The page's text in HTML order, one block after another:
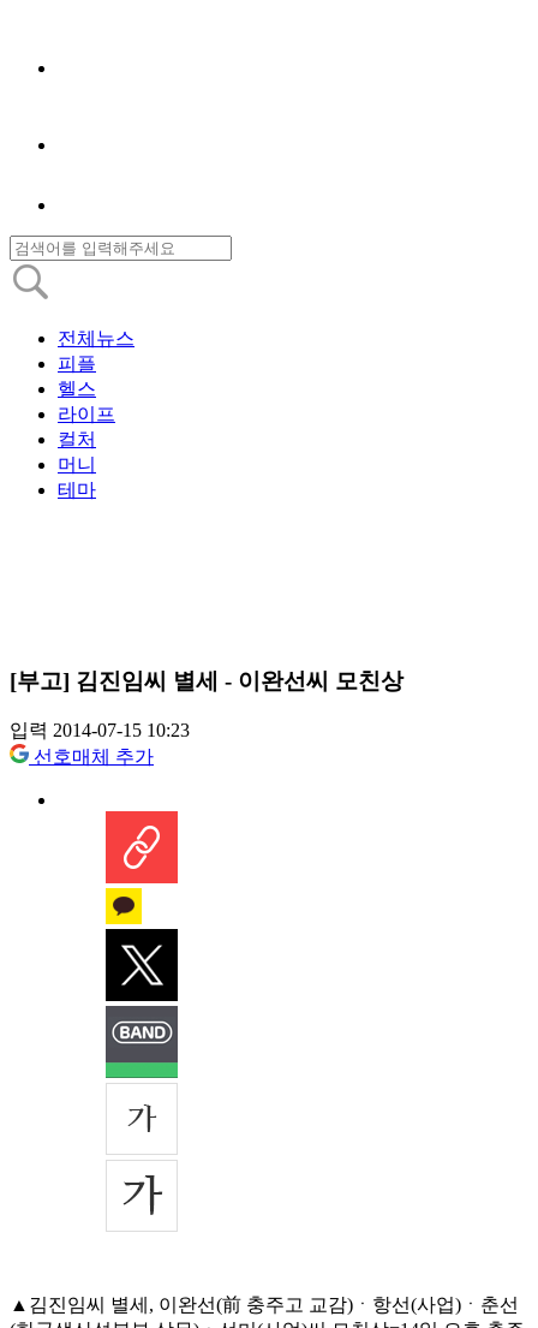
전체뉴스
피플
헬스
라이프
컬처
머니
테마
[부고] 김진임씨 별세 - 이완선씨 모친상
입력 2014-07-15 10:23
선호매체 추가
▲김진임씨 별세, 이완선(前 충주고 교감)ㆍ항선(사업)ㆍ춘선